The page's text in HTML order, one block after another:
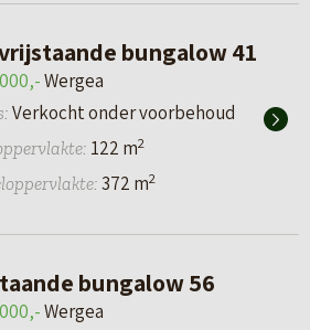
bungalow 41
Wergea
Verkocht onder voorbehoud
122 m2
372 m2
bungalow 56
Wergea